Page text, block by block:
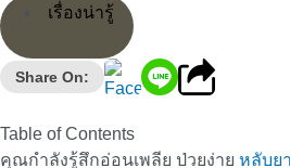
เรื่องน่ารู้
Share On:
Table of Contents
คุณกำลังรู้สึกอ่อนเพลีย ป่วยง่าย หลับย